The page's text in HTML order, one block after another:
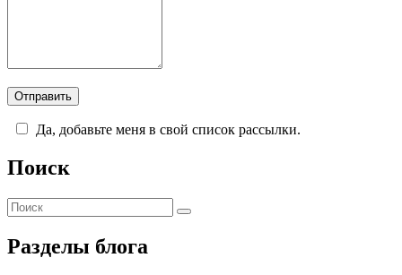
Да, добавьте меня в свой список рассылки.
Поиск
Разделы блога